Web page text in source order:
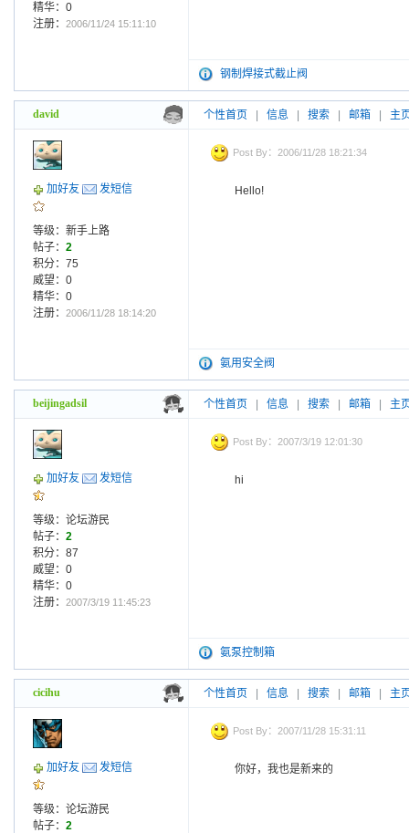
精华：0
注册： 2006/11/24 15:11:10
钢制焊接式截止阀
david 个性首页 信息 搜索 邮箱 主
加好友 发短信
等级：新手上路
帖子： 2
积分：75
威望：0
精华：0
注册： 2006/11/28 18:14:20
Post By：2006/11/28 18:21:34
Hello!
氨用安全阀
beijingadsil 个性首页 信息 搜索 邮箱 主
加好友 发短信
等级：论坛游民
帖子： 2
积分：87
威望：0
精华：0
注册： 2007/3/19 11:45:23
Post By：2007/3/19 12:01:30
hi
氨泵控制箱
cicihu 个性首页 信息 搜索 邮箱 主
加好友 发短信
等级：论坛游民
帖子： 2
Post By：2007/11/28 15:31:11
你好，我也是新来的